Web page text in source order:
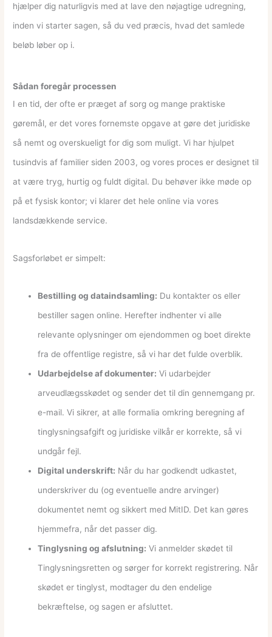
hjælper dig naturligvis med at lave den nøjagtige udregning,
inden vi starter sagen, så du ved præcis, hvad det samlede
beløb løber op i.
Sådan foregår processen
I en tid, der ofte er præget af sorg og mange praktiske
gøremål, er det vores fornemste opgave at gøre det juridiske
så nemt og overskueligt for dig som muligt. Vi har hjulpet
tusindvis af familier siden 2003, og vores proces er designet til
at være tryg, hurtig og fuldt digital. Du behøver ikke møde op
på et fysisk kontor; vi klarer det hele online via vores
landsdækkende service.
Sagsforløbet er simpelt:
Bestilling og dataindsamling: Du kontakter os eller
bestiller sagen online. Herefter indhenter vi alle
relevante oplysninger om ejendommen og boet direkte
fra de offentlige registre, så vi har det fulde overblik.
Udarbejdelse af dokumenter: Vi udarbejder
arveudlægsskødet og sender det til din gennemgang pr.
e-mail. Vi sikrer, at alle formalia omkring beregning af
tinglysningsafgift og juridiske vilkår er korrekte, så vi
undgår fejl.
Digital underskrift: Når du har godkendt udkastet,
underskriver du (og eventuelle andre arvinger)
dokumentet nemt og sikkert med MitID. Det kan gøres
hjemmefra, når det passer dig.
Tinglysning og afslutning: Vi anmelder skødet til
Tinglysningsretten og sørger for korrekt registrering. Når
skødet er tinglyst, modtager du den endelige
bekræftelse, og sagen er afsluttet.